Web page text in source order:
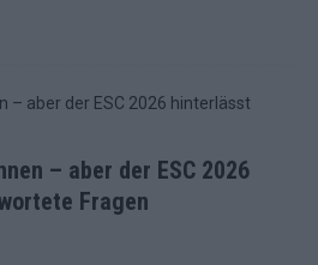
– aber der ESC 2026
Fragen